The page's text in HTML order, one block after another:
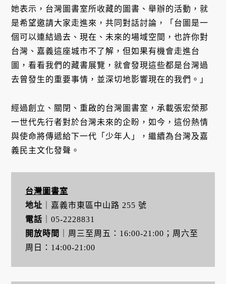
她表示，台灣圖書室所收藏的圖書、舉辦的活動，就
是希望邀請大家走進來，共同對話討論，「台圖是一
個可以連結過去、現在、未來的場域空間，也許你對
台灣、嘉義這座城市不了解，但如果有機會走進台
圖，看看我們的藏書展覽，就會發現這些都是台灣過
去曾發生的重要事情，並深切地影響現在的我們。」
經過創立、關閉、重啟的台灣圖書室，承載張宏榮那
一世代先行者對於台灣未來的企盼，如今，這份熱情
與使命將傳遞給下一代「少年人」，繼續為台灣及嘉
義民主文化發聲。
台灣圖書室
地址 ｜嘉義市東區中山路 255 號
電話 ｜05-2228831
開放時間
｜周三至周五：16:00-21:00；周六至
周日：14:00-21:00